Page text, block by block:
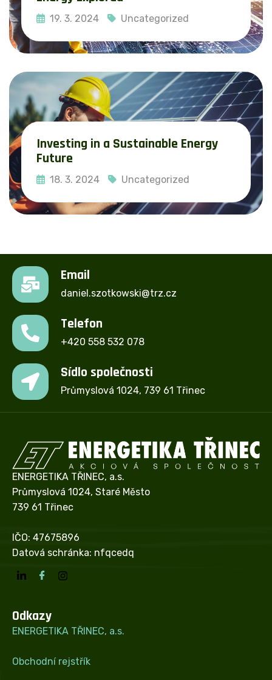
19. 3. 2024 Uncategorized
Read More
Investing in a Sustainable Energy
Future
18. 3. 2024 Uncategorized
Read More
Email
daniel.szotkowski@trz.cz
Telefon
+420 558 532 078
Sídlo společnosti
Průmyslová 1024, 739 61 Třinec
ENERGETIKA TŘINEC, a.s.
Průmyslová 1024, Staré Město
739 61 Třinec
IČO: 47675896
Datová schránka: nfqcedq
Odkazy
ENERGETIKA TŘINEC, a.s.
Obchodní rejstřík